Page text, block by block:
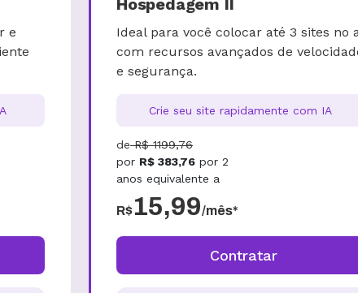
e
Hospedagem II
Ideal para você colocar até 3 sites no
com recursos avançados de
e segurança.
Crie seu site rapidamente com IA
de R$ 1199,76
por R$ 383,76 por 2
anos equivalente a
R$15,99/mês*
Contratar